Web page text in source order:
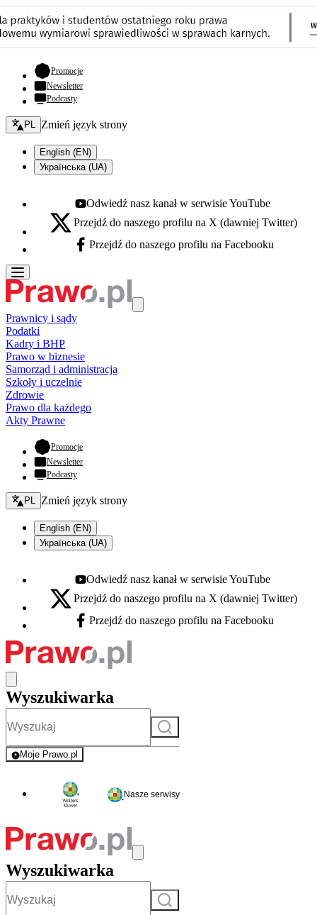
Promocje- otwiera się w nowej karcie
Newsletter
Podcasty
Zmień język - bieżący:
PL Zmień język strony
English (EN)
Українська (UA)
Youtube - otwiera się w nowej karcie
Odwiedź nasz kanał w serwisie YouTube
X - otwiera się w nowej karcie
Przejdź do naszego profilu na X (dawniej Twitter)
Facebook - otwiera się w nowej karcie
Przejdź do naszego profilu na Facebooku
Prawnicy i sądy
Podatki
Kadry i BHP
Prawo w biznesie
Samorząd i administracja
Szkoły i uczelnie
Zdrowie
Prawo dla każdego
Akty Prawne
Promocje- otwiera się w nowej karcie
Newsletter
Podcasty
Zmień język - bieżący:
PL Zmień język strony
English (EN)
Українська (UA)
Youtube - otwiera się w nowej karcie
Odwiedź nasz kanał w serwisie YouTube
X - otwiera się w nowej karcie
Przejdź do naszego profilu na X (dawniej Twitter)
Facebook - otwiera się w nowej karcie
Przejdź do naszego profilu na Facebooku
Wyszukiwarka
Szukaj
Moje Prawo.pl
- rejestracja i logowanie do serwisu
Nasze serwisy
Wyszukiwarka
Szukaj